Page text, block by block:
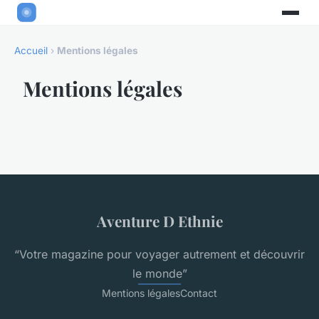
Accueil › Mentions légales
Mentions légales
Aventure D Ethnie
“Votre magazine pour voyager autrement et découvrir
le monde”
Mentions légalesContact